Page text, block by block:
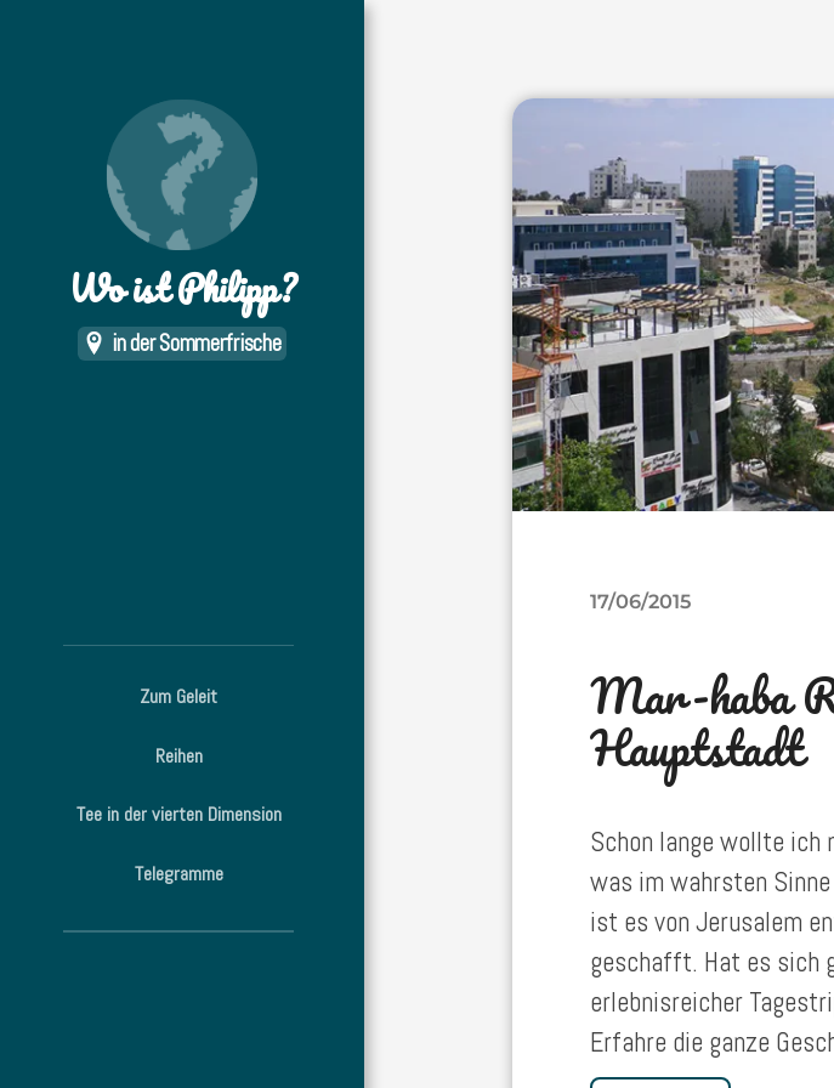
Wo ist Philipp?
in der Sommerfrische
Zum Geleit
Reihen
Tee in der vierten Dimension
Telegramme
17/06/2015
Mar-haba
Hauptstadt
Schon lange wollte ich
was im wahrsten
ist es von Jerusalem
geschafft. Hat es sich
erlebnisreicher
Erfahre die ganze